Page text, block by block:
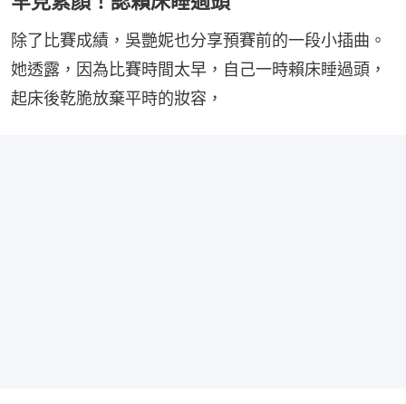
除了比賽成績，吳艷妮也分享預賽前的一段小插曲。
她透露，因為比賽時間太早，自己一時賴床睡過頭，
起床後乾脆放棄平時的妝容，